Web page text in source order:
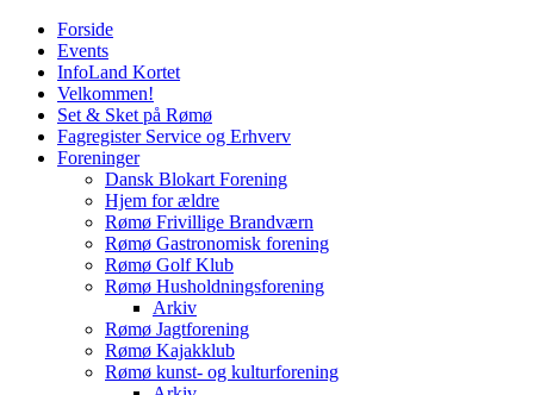
Forside
Events
InfoLand Kortet
Velkommen!
Set & Sket på Rømø
Fagregister Service og Erhverv
Foreninger
Dansk Blokart Forening
Hjem for ældre
Rømø Frivillige Brandværn
Rømø Gastronomisk forening
Rømø Golf Klub
Rømø Husholdningsforening
Arkiv
Rømø Jagtforening
Rømø Kajakklub
Rømø kunst- og kulturforening